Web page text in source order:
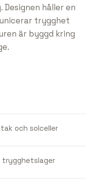
håller en
trygghet
är byggd kring
och solceller
trygghetslager